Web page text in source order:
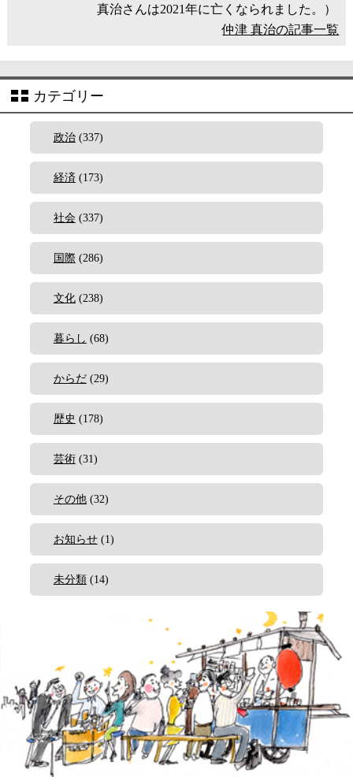
真治さんは2021年に亡くなられました。）
仲津 真治の記事一覧
カテゴリー
政治(337)
経済(173)
社会(337)
国際 (286)
文化(238)
暮らし (68)
からだ(29)
歴史 (178)
芸術(31)
その他(32)
お知らせ(1)
未分類(14)